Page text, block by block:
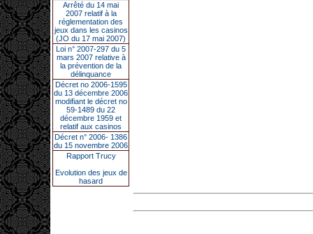
Arrêté du 14 mai
2007 relatif à la
réglementation des
jeux dans les casinos
(JO du 17 mai 2007)
Loi n° 2007-297 du 5
mars 2007 relative à
la prévention de la
délinquance
Décret no 2006-1595
du 13 décembre 2006
modifiant le décret no
59-1489 du 22
décembre 1959 et
relatif aux casinos
Décret n° 2006- 1386
du 15 novembre 2006
Rapport Trucy
Evolution des jeux de
hasard